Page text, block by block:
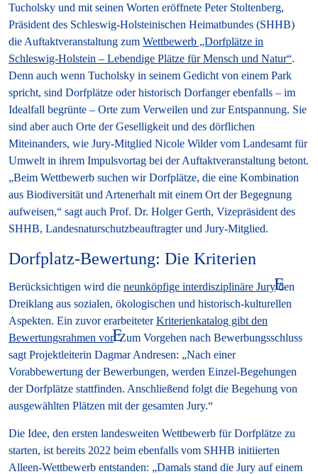
Tucholsky und mit seinen Worten eröffnete Peter Stoltenberg,
Präsident des Schleswig-Holsteinischen Heimatbundes (SHHB)
die Auftaktveranstaltung zum Wettbewerb „Dorfplätze in
Schleswig-Holstein – Lebendige Plätze für Mensch und Natur“.
Denn auch wenn Tucholsky in seinem Gedicht von einem Park
spricht, sind Dorfplätze oder historisch Dorfanger ebenfalls – im
Idealfall begrünte – Orte zum Verweilen und zur Entspannung. Sie
sind aber auch Orte der Geselligkeit und des dörflichen
Miteinanders, wie Jury-Mitglied Nicole Wilder vom Landesamt für
Umwelt in ihrem Impulsvortag bei der Auftaktveranstaltung betont.
„Beim Wettbewerb suchen wir Dorfplätze, die eine Kombination
aus Biodiversität und Artenerhalt mit einem Ort der Begegnung
aufweisen,“ sagt auch Prof. Dr. Holger Gerth, Vizepräsident des
SHHB, Landesnaturschutzbeauftragter und Jury-Mitglied.
Dorfplatz-Bewertung: Die Kriterien
Berücksichtigen wird die neunköpfige interdisziplinäre Juryden
Dreiklang aus sozialen, ökologischen und historisch-kulturellen
Aspekten. Ein zuvor erarbeiteterKriterienkatalog gibt den
Bewertungsrahmen vor. Zum Vorgehen nach Bewerbungsschluss
sagt Projektleiterin Dagmar Andresen: „Nach einer
Vorabbewertung der Bewerbungen, werden Einzel-Begehungen
der Dorfplätze stattfinden. Anschließend folgt die Begehung von
ausgewählten Plätzen mit der gesamten Jury.“
Die Idee, den ersten landesweiten Wettbewerb für Dorfplätze zu
starten, ist bereits 2022 beim ebenfalls vom SHHB initiierten
Alleen-Wettbewerb entstanden: „Damals stand die Jury auf einem